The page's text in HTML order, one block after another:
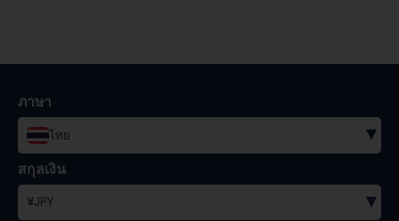
ภาษา
ไทย ▾
สกุลเงิน
¥JPY ▾